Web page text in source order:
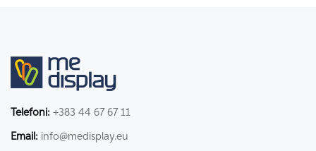
Telefoni: +383 44 67 67 11
Email: info@medisplay.eu